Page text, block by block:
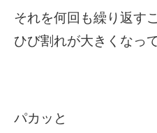
それを何回も繰り返す
ひび割れが大きくなっ
パカッと